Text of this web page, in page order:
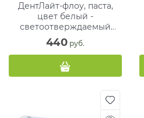
ДентЛайт-флоу, паста,
цвет белый -
светоотверждаемый
текучий композитный
материал (1 х 2 г)
440 руб.